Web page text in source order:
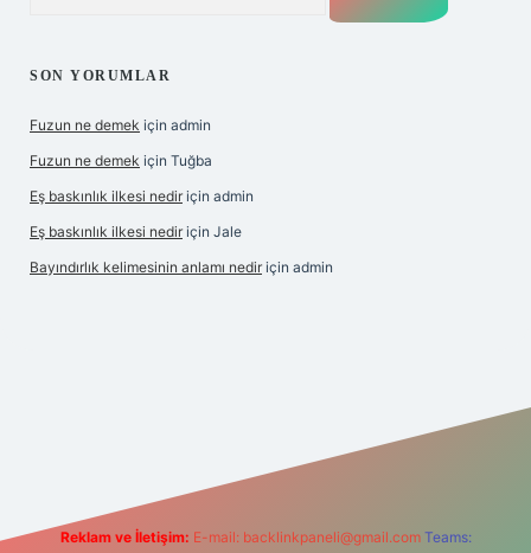
SON YORUMLAR
Fuzun ne demek için admin
Fuzun ne demek için Tuğba
Eş baskınlık ilkesi nedir için admin
Eş baskınlık ilkesi nedir için Jale
Bayındırlık kelimesinin anlamı nedir için admin
Reklam ve İletişim: E-mail: backlinkpaneli@gmail.com Teams: